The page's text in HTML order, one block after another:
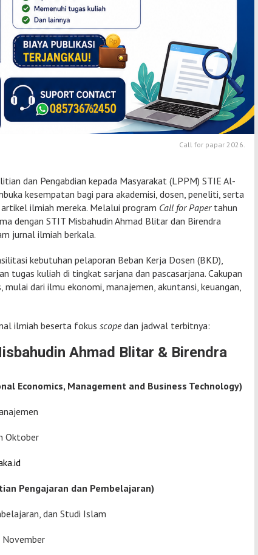
Call for papar 2026.
dan Pengabdian kepada Masyarakat (LPPM) STIE Al-
kesempatan bagi para akademisi, dosen, peneliti, serta
ilmiah mereka. Melalui program Call for Papertahun
dengan STIT Misbahudin Ahmad Blitar dan Birendra
jurnal ilmiah berkala.
kebutuhan pelaporan Beban Kerja Dosen (BKD),
tugas kuliah di tingkat sarjana dan pascasarjana. Cakupan
mulai dari ilmu ekonomi, manajemen, akuntansi, keuangan,
ilmiah beserta fokus scopedan jadwal terbitnya:
Ahmad Blitar & Birendra
Economics, Management and Business Technology)
Oktober
Pengajaran dan Pembelajaran)
dan Studi Islam
November